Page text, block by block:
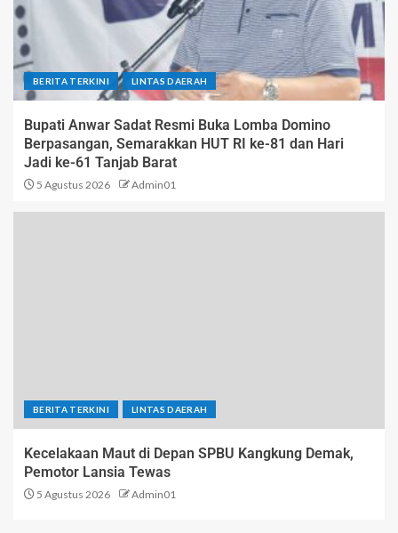
BERITA TERKINI LINTAS DAERAH
Bupati Anwar Sadat Resmi Buka Lomba Domino
Berpasangan, Semarakkan HUT RI ke-81 dan Hari
Jadi ke-61 Tanjab Barat
5 Agustus 2026 Admin01
BERITA TERKINI LINTAS DAERAH
Kecelakaan Maut di Depan SPBU Kangkung Demak,
Pemotor Lansia Tewas
5 Agustus 2026 Admin01